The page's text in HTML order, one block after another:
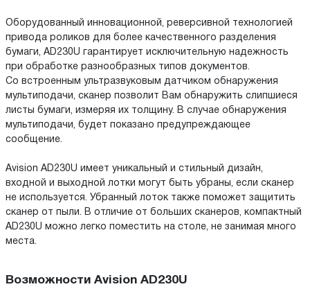
Оборудованный инновационной, реверсивной технологией
привода роликов для более качественного разделения
бумаги, AD230U гарантирует исключительную надежность
при обработке разнообразных типов документов.
Со встроенным ультразвуковым датчиком обнаружения
мультиподачи, сканер позволит Вам обнаружить слипшиеся
листы бумаги, измеряя их толщину. В случае обнаружения
мультиподачи, будет показано предупреждающее
сообщение.
Avision AD230U имеет уникальный и стильный дизайн,
входной и выходной лотки могут быть убраны, если сканер
не используется. Убранный лоток также поможет защитить
сканер от пыли. В отличие от больших сканеров, компактный
AD230U можно легко поместить на столе, не занимая много
места.
Возможности Avision AD230U